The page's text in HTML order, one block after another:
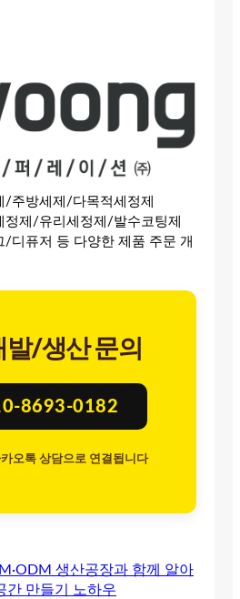
주방세제/다목적세정제
제/유리세정제/발수코팅제
디퓨저 등 다양한 제품 주문 개
발/생산 문의
8693-0182
오톡 상담으로 연결됩니다
생산공장과 함께 알아
간 만들기 노하우